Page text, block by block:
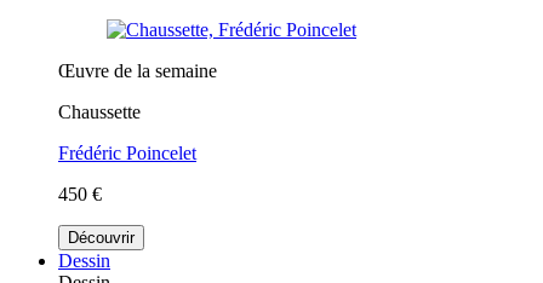
Œuvre de la semaine
Chaussette
Frédéric Poincelet
450 €
Découvrir
Dessin